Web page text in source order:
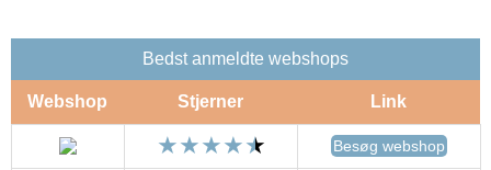
Bedst anmeldte webshops
Webshop Stjerner Link
Besøg webshop